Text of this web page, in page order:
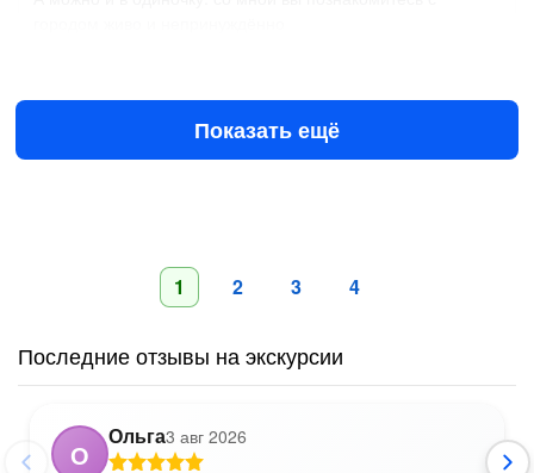
7100 ₽за всё до 10 чел.
Показать ещё
1 2 3 4
Последние отзывы на экскурсии
О
Ольга3 авг 2026